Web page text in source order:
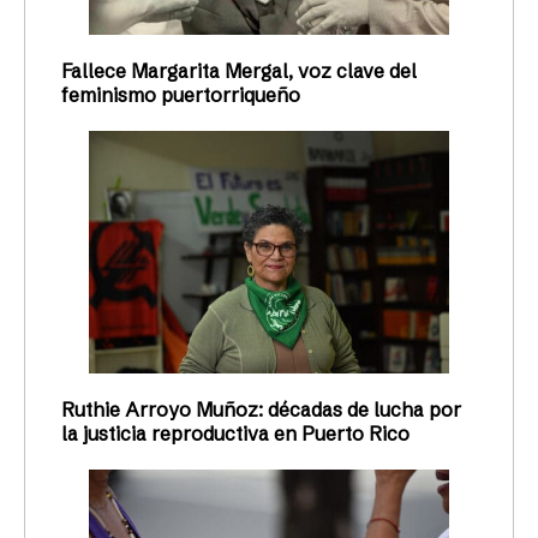
Fallece Margarita Mergal, voz clave del
feminismo puertorriqueño
Ruthie Arroyo Muñoz: décadas de lucha por
la justicia reproductiva en Puerto Rico